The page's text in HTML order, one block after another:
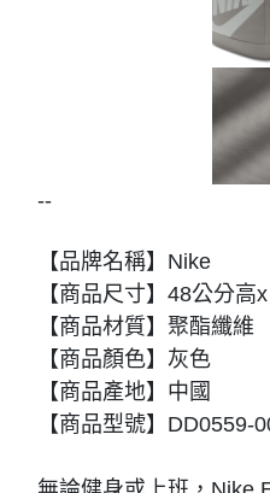
--
【品牌名稱】Nike
【商品尺寸】48公分
【商品材質】聚酯纖維
【商品顏色】灰色
【商品產地】中國
【商品型號】DD0559-